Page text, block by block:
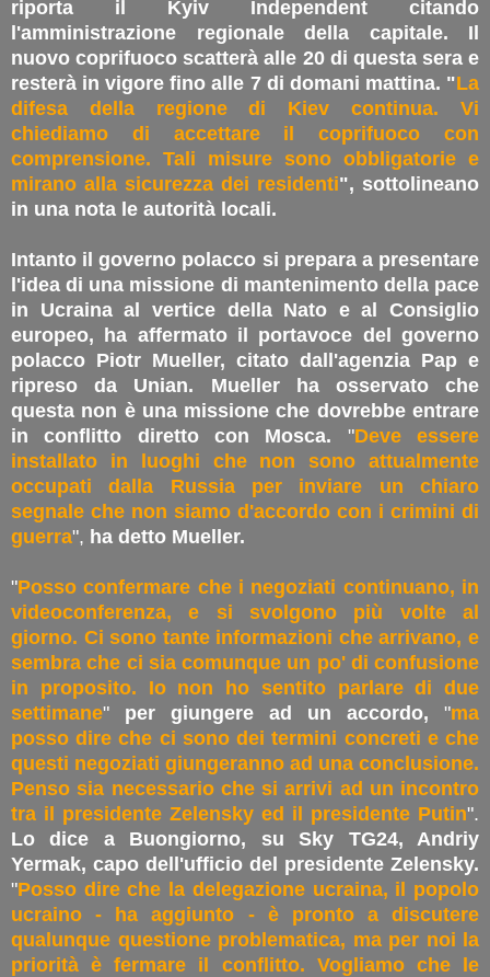
riporta il Kyiv Independent citando
l'amministrazione regionale della capitale. Il
nuovo coprifuoco scatterà alle 20 di questa sera e
resterà in vigore fino alle 7 di domani mattina. "La
difesa della regione di Kiev continua. Vi
chiediamo di accettare il coprifuoco con
comprensione. Tali misure sono obbligatorie e
mirano alla sicurezza dei residenti", sottolineano
in una nota le autorità locali.
Intanto il governo polacco si prepara a presentare
l'idea di una missione di mantenimento della pace
in Ucraina al vertice della Nato e al Consiglio
europeo, ha affermato il portavoce del governo
polacco Piotr Mueller, citato dall'agenzia Pap e
ripreso da Unian. Mueller ha osservato che
questa non è una missione che dovrebbe entrare
in conflitto diretto con Mosca. "Deve essere
installato in luoghi che non sono attualmente
occupati dalla Russia per inviare un chiaro
segnale che non siamo d'accordo con i crimini di
guerra", ha detto Mueller.
"Posso confermare che i negoziati continuano, in
videoconferenza, e si svolgono più volte al
giorno. Ci sono tante informazioni che arrivano, e
sembra che ci sia comunque un po' di confusione
in proposito. Io non ho sentito parlare di due
settimane" per giungere ad un accordo, "ma
posso dire che ci sono dei termini concreti e che
questi negoziati giungeranno ad una conclusione.
Penso sia necessario che si arrivi ad un incontro
tra il presidente Zelensky ed il presidente Putin".
Lo dice a Buongiorno, su Sky TG24, Andriy
Yermak, capo dell'ufficio del presidente Zelensky.
"Posso dire che la delegazione ucraina, il popolo
ucraino - ha aggiunto - è pronto a discutere
qualunque questione problematica, ma per noi la
priorità è fermare il conflitto. Vogliamo che le